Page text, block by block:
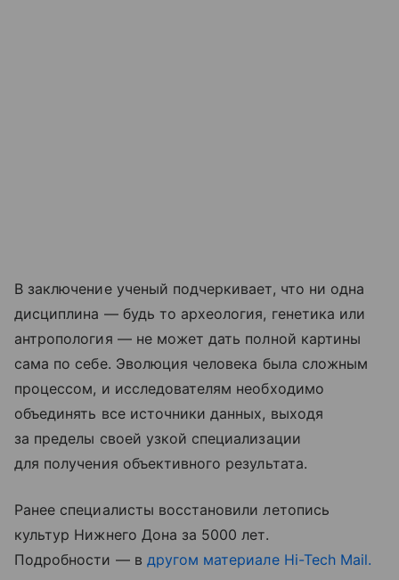
В заключение ученый подчеркивает, что ни одна
дисциплина — будь то археология, генетика или
антропология — не может дать полной картины
сама по себе. Эволюция человека была сложным
процессом, и исследователям необходимо
объединять все источники данных, выходя
за пределы своей узкой специализации
для получения объективного результата.
Ранее специалисты восстановили летопись
культур Нижнего Дона за 5000 лет.
Подробности — в другом материале Hi-Tech Mail.